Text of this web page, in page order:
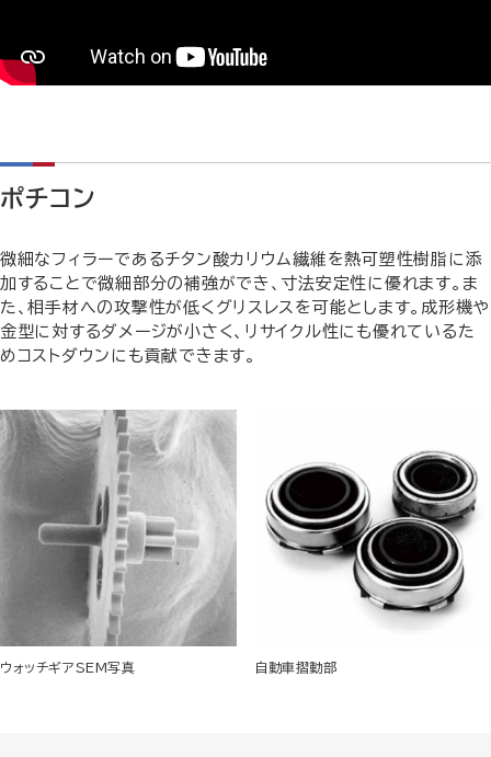
ポチコン
微細なフィラーであるチタン酸カリウム繊維を熱可塑性樹脂に添
加することで微細部分の補強ができ、寸法安定性に優れます。ま
た、相手材への攻撃性が低くグリスレスを可能とします。成形機や
金型に対するダメージが小さく、リサイクル性にも優れているた
めコストダウンにも貢献できます。
ウォッチギアSEM写真 自動車摺動部